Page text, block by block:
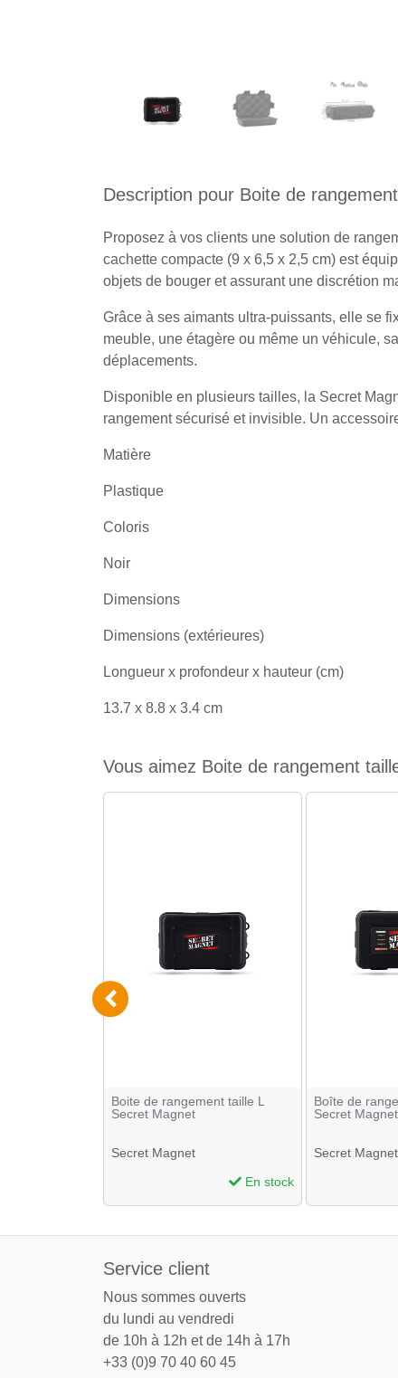
Description pour Boite de
Proposez à vos clients une solution de
cachette compacte (9 x 6,5 x 2,5 cm) est
objets de bouger et assurant une discrétion
Grâce à ses aimants ultra-puissants, elle se
meuble, une étagère ou même un véhicule,
déplacements.
Disponible en plusieurs tailles, la Secret
rangement sécurisé et invisible. Un
Matière
Plastique
Coloris
Noir
Dimensions
Dimensions (extérieures)
Longueur x profondeur x hauteur (cm)
13.7 x 8.8 x 3.4 cm
Vous aimez Boite de rangement
Boite de rangement taille L
Secret Magnet
Secret Magnet
En stock
Boîte de
Secret Magnet
Secret Magnet
Service client
Nous sommes ouverts
du lundi au vendredi
de 10h à 12h et de 14h à 17h
+33 (0)9 70 40 60 45